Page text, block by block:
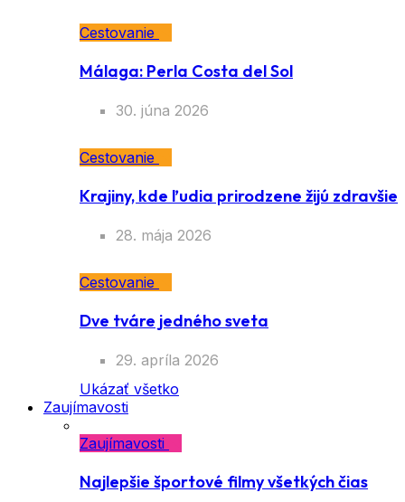
Cestovanie
Málaga: Perla Costa del Sol
30. júna 2026
Cestovanie
Krajiny, kde ľudia prirodzene žijú zdravšie
28. mája 2026
Cestovanie
Dve tváre jedného sveta
29. apríla 2026
Ukázať všetko
Zaujímavosti
Zaujímavosti
Najlepšie športové filmy všetkých čias